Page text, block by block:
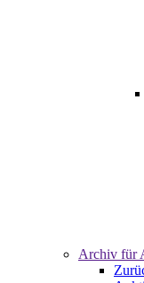
Archiv für